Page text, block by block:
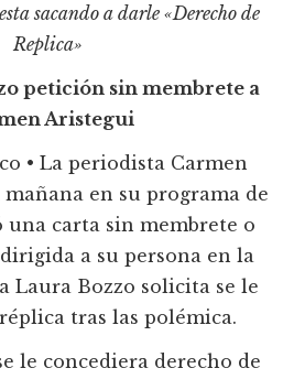
sacando a darle «Derecho de
Replica»
petición sin membrete a
Aristegui
• La periodista Carmen
en su programa de
carta sin membrete o
a su persona en la
Laura Bozzo solicita se le
tras las polémica.
le concediera derecho de